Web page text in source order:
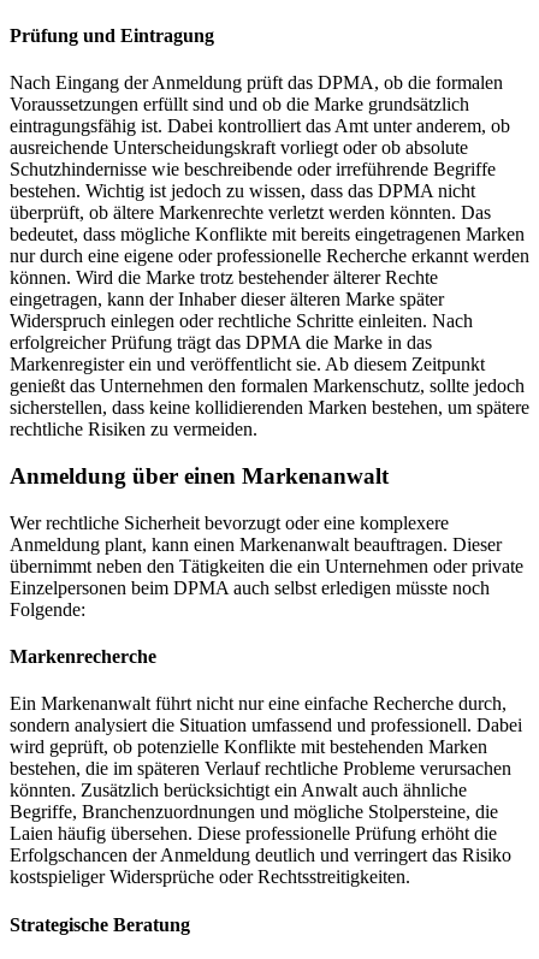
Prüfung und Eintragung
Nach Eingang der Anmeldung prüft das DPMA, ob die formalen
Voraussetzungen erfüllt sind und ob die Marke grundsätzlich
eintragungsfähig ist. Dabei kontrolliert das Amt unter anderem, ob
ausreichende Unterscheidungskraft vorliegt oder ob absolute
Schutzhindernisse wie beschreibende oder irreführende Begriffe
bestehen. Wichtig ist jedoch zu wissen, dass das DPMA nicht
überprüft, ob ältere Markenrechte verletzt werden könnten. Das
bedeutet, dass mögliche Konflikte mit bereits eingetragenen Marken
nur durch eine eigene oder professionelle Recherche erkannt werden
können. Wird die Marke trotz bestehender älterer Rechte
eingetragen, kann der Inhaber dieser älteren Marke später
Widerspruch einlegen oder rechtliche Schritte einleiten. Nach
erfolgreicher Prüfung trägt das DPMA die Marke in das
Markenregister ein und veröffentlicht sie. Ab diesem Zeitpunkt
genießt das Unternehmen den formalen Markenschutz, sollte jedoch
sicherstellen, dass keine kollidierenden Marken bestehen, um spätere
rechtliche Risiken zu vermeiden.
Anmeldung über einen Markenanwalt
Wer rechtliche Sicherheit bevorzugt oder eine komplexere
Anmeldung plant, kann einen Markenanwalt beauftragen. Dieser
übernimmt neben den Tätigkeiten die ein Unternehmen oder private
Einzelpersonen beim DPMA auch selbst erledigen müsste noch
Folgende:
Markenrecherche
Ein Markenanwalt führt nicht nur eine einfache Recherche durch,
sondern analysiert die Situation umfassend und professionell. Dabei
wird geprüft, ob potenzielle Konflikte mit bestehenden Marken
bestehen, die im späteren Verlauf rechtliche Probleme verursachen
könnten. Zusätzlich berücksichtigt ein Anwalt auch ähnliche
Begriffe, Branchenzuordnungen und mögliche Stolpersteine, die
Laien häufig übersehen. Diese professionelle Prüfung erhöht die
Erfolgschancen der Anmeldung deutlich und verringert das Risiko
kostspieliger Widersprüche oder Rechtsstreitigkeiten.
Strategische Beratung